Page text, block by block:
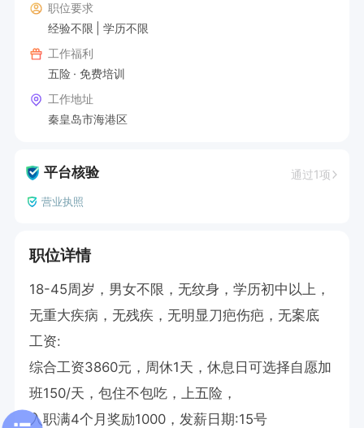
职位要求
经验不限
学历不限
工作福利
五险
免费培训
工作地址
秦皇岛市海港区
平台核验 通过1项
营业执照
职位详情
18-45周岁，男女不限，无纹身，学历初中以上，
无重大疾病，无残疾，无明显刀疤伤疤，无案底
工资:
综合工资3860元，周休1天，休息日可选择自愿加
班150/天，包住不包吃，上五险，
入职满4个月奖励1000，发薪日期:15号